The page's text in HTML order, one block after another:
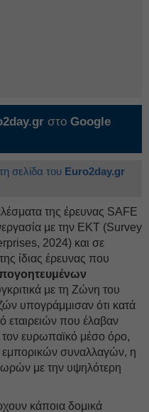
στο Google
σελίδα του Euro2day.gr
της έρευνας SAFE
με την ΕΚΤ (Survey
2024) και σε
ίδιας έρευνας που
με τη Ζώνη του
υπογράμμισαν ότι κατά
εταιρειών που έλαβαν
τον ευρωπαϊκό μέσο όρο,
εμπορικών συναλλαγών, η
με την υψηλότερη
κάποια δομικά